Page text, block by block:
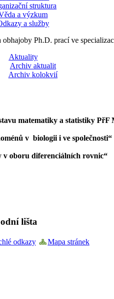
struktura
a výzkum
a služby
obhajoby Ph.D. prací ve
Aktuality
Archiv aktualit
Archiv kolokvií
matematiky a statistiky PřF
v biologii i ve společnosti“
v oboru diferenciálních rovnic“
lišta
odkazy Mapa stránek